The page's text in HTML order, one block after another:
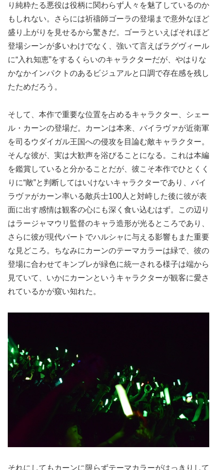
り純粋たる悪役は役柄に関わらず人々を魅了しているのか
もしれない。さらには祈禱師ゴーラの登場まで意外なほど
盛り上がりを見せるから驚きだ。ゴーラといえばそれほど
登場シーンが多いわけでなく、強いて言えばラグヴィール
に“入れ知恵”をするくらいのキャラクターだが、やはりな
かなかインパクトのあるビジュアルと口調で存在感を残し
たためだろう。
そして、本作で重要な位置を占めるキャラクター、シェー
ル・カーンの登場だ。カーンは本来、バイラヴァが近衛軍
を司るウダイガル王国への侵攻を目論む敵キャラクター。
そんな彼が、実は大歓声を浴びることになる。これは本編
を鑑賞していると分かることだが、彼こそ本作でひとくく
りに“敵”と判断してはいけないキャラクターであり、バイ
ラヴァがカーン率いる敵兵士100人と対峙した後に彼が表
面に出す感情は観客の心にも深く食い込むはず。この辺り
はラージャマウリ監督のキャラ造形が光るところであり、
さらに彼が現代パートでハルシャに与える影響もまた重要
な見どころ。ちなみにカーンのテーマカラーは緑で、彼の
登場に合わせてキンブレが緑色に統一される様子は端から
見ていて、いかにカーンというキャラクターが観客に愛さ
れているかが窺い知れた。
それにしてもカーンに限らずテーマカラーがはっきりして